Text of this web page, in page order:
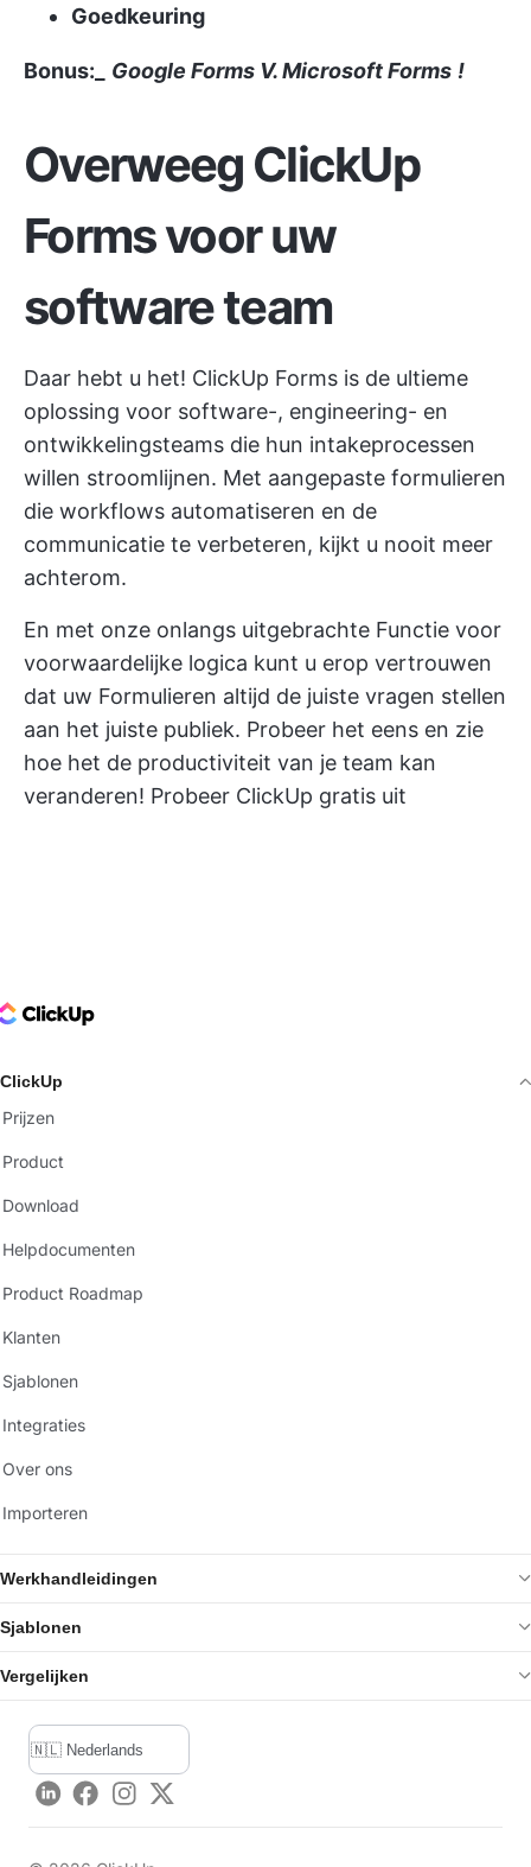
Goedkeuring
Bonus:_ Google Forms V. Microsoft Forms !
Overweeg ClickUp
Forms voor uw
software team
Daar hebt u het! ClickUp Forms is de ultieme
oplossing voor software-, engineering- en
ontwikkelingsteams die hun intakeprocessen
willen stroomlijnen. Met aangepaste formulieren
die workflows automatiseren en de
communicatie te verbeteren, kijkt u nooit meer
achterom.
En met onze onlangs uitgebrachte Functie voor
voorwaardelijke logica kunt u erop vertrouwen
dat uw Formulieren altijd de juiste vragen stellen
aan het juiste publiek. Probeer het eens en zie
hoe het de productiviteit van je team kan
veranderen! Probeer ClickUp gratis uit
Logo
ClickUp
Prijzen
Product
Download
Helpdocumenten
Product Roadmap
Klanten
Sjablonen
Integraties
Over ons
Importeren
Werkhandleidingen
Sjablonen
Vergelijken
LinkedInFacebook
Instagram
Twitter